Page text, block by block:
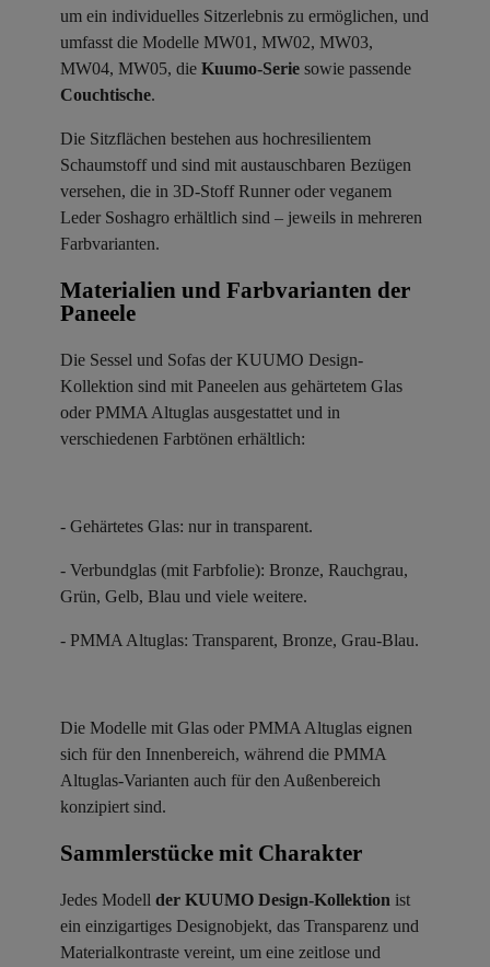
um ein individuelles Sitzerlebnis zu ermöglichen, und
umfasst die Modelle MW01, MW02, MW03,
MW04, MW05, die Kuumo-Serie sowie passende
Couchtische.
Die Sitzflächen bestehen aus hochresilientem
Schaumstoff und sind mit austauschbaren Bezügen
versehen, die in 3D-Stoff Runner oder veganem
Leder Soshagro erhältlich sind – jeweils in mehreren
Farbvarianten.
Materialien und Farbvarianten der
Paneele ​
Die Sessel und Sofas der KUUMO Design-
Kollektion sind mit Paneelen aus gehärtetem Glas
oder PMMA Altuglas ausgestattet und in
verschiedenen Farbtönen erhältlich:
- Gehärtetes Glas: nur in transparent.
- Verbundglas (mit Farbfolie): Bronze, Rauchgrau,
Grün, Gelb, Blau und viele weitere.
- PMMA Altuglas: Transparent, Bronze, Grau-Blau.
Die Modelle mit Glas oder PMMA Altuglas eignen
sich für den Innenbereich, während die PMMA
Altuglas-Varianten auch für den Außenbereich
konzipiert sind.
Sammlerstücke mit Charakter ​
Jedes Modell der KUUMO Design-Kollektion ist
ein einzigartiges Designobjekt, das Transparenz und
Materialkontraste vereint, um eine zeitlose und